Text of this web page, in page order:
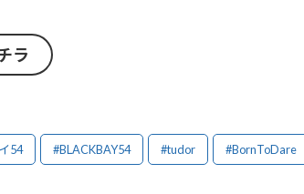
ラ
54 #BLACKBAY54 #tudor #BornToDare